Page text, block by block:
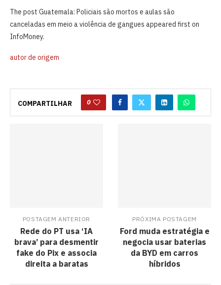
The post Guatemala: Policiais são mortos e aulas são
canceladas em meio a violência de gangues appeared first on
InfoMoney.
autor de origem
COMPARTILHAR 0
POSTAGEM ANTERIOR
Rede do PT usa ‘IA
brava’ para desmentir
fake do Pix e associa
direita a baratas
PRÓXIMA POSTAGEM
Ford muda estratégia e
negocia usar baterias
da BYD em carros
híbridos